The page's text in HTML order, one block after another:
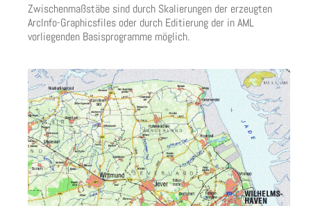
Zwischenmaßstäbe sind durch Skalierungen der erzeugten
ArcInfo-Graphicsfiles oder durch Editierung der in AML
vorliegenden Basisprogramme möglich.